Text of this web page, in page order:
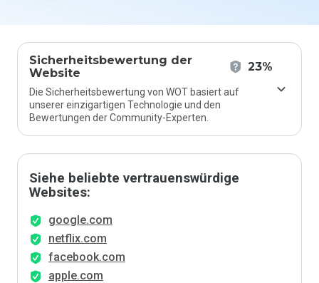
Sicherheitsbewertung der
Website
23%
Die Sicherheitsbewertung von WOT basiert auf
unserer einzigartigen Technologie und den
Bewertungen der Community-Experten.
Siehe beliebte vertrauenswürdige
Websites:
google.com
netflix.com
facebook.com
apple.com